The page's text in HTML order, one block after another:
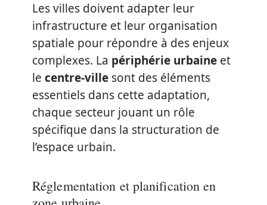
Les villes doivent adapter leur
infrastructure et leur organisation
spatiale pour répondre à des enjeux
complexes. La périphérie urbaine et
le centre-ville sont des éléments
essentiels dans cette adaptation,
chaque secteur jouant un rôle
spécifique dans la structuration de
l’espace urbain.
Réglementation et planification en